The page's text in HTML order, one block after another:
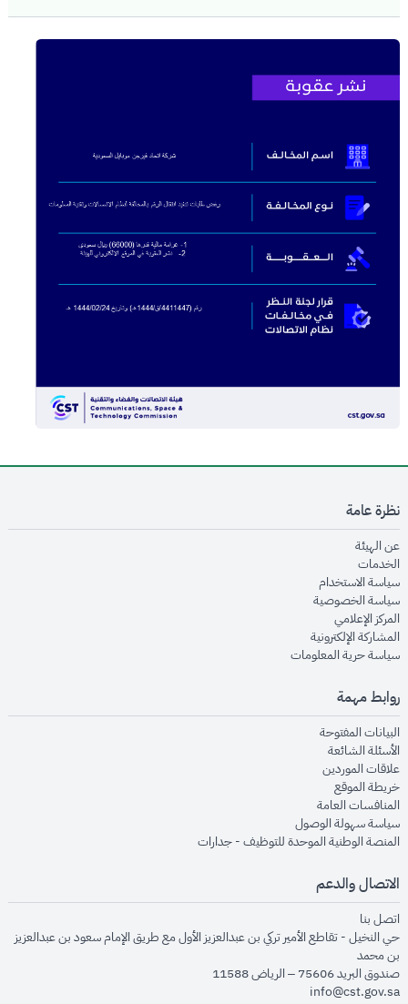
نظرة عامة
عن الهيئةopens in new window
الخدماتopens in new window
سياسة الاستخدام
سياسة الخصوصيةopens in new window
المركز الإعلاميopens in new window
المشاركة الإلكترونيةopens in new window
سياسة حرية المعلوماتopens in new window
روابط مهمة
البيانات المفتوحةopens in new window
الأسئلة الشائعةopens in new window
علاقات الموردينopens in new window
خريطة الموقعopens in new window
المنافسات العامةopens in new window
سياسة سهولة الوصولopens in new window
المنصة الوطنية الموحدة للتوظيف - جداراتopens in new window
الاتصال والدعم
اتصل بنا
حي النخيل - تقاطع الأمير تركي بن عبدالعزيز الأول مع طريق الإمام سعود بن عبدالعزيز
بن محمد
صندوق البريد 75606 – الرياض 11588
info@cst.gov.sa